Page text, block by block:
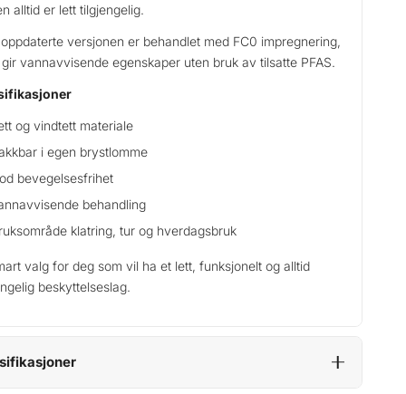
alltid er lett tilgjengelig.
versjonen er behandlet med FC0 impregnering,
vannavvisende egenskaper uten bruk av tilsatte PFAS.
og vindtett materiale
i egen brystlomme
bevegelsesfrihet
behandling
klatring, tur og hverdagsbruk
valg for deg som vil ha et lett, funksjonelt og alltid
beskyttelseslag.